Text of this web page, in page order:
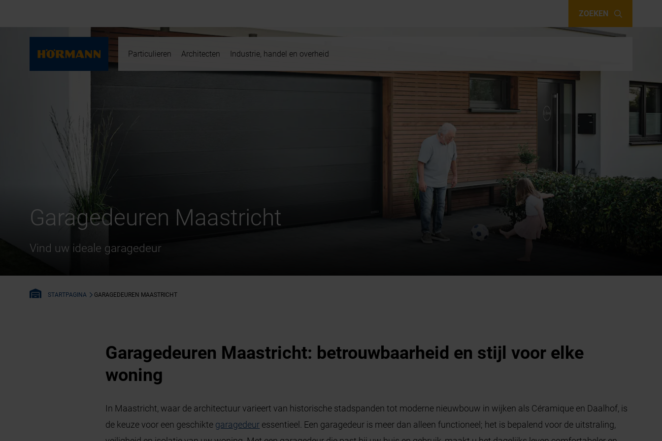
ZOEKEN
Particulieren Architecten Industrie, handel en overheid
Garagedeuren Maastricht
Vind uw ideale garagedeur
STARTPAGINA GARAGEDEUREN MAASTRICHT
Garagedeuren Maastricht: betrouwbaarheid en stijl voor elke
woning
In Maastricht, waar de architectuur varieert van historische stadspanden tot moderne nieuwbouw in wijken als Céramique en Daalhof, is
de keuze voor een geschikte garagedeur essentieel. Een garagedeur is meer dan alleen functioneel; het is bepalend voor de uitstraling,